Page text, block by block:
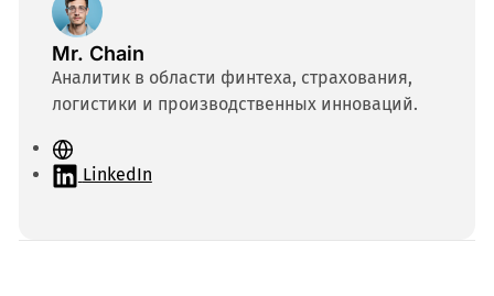
Mr. Chain
Аналитик в области финтеха, страхования,
логистики и производственных инноваций.
С
а LinkedIn